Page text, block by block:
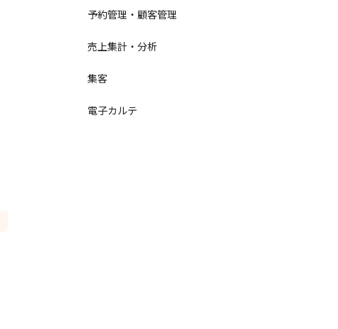
予約管理・顧客管理
売上集計・分析
集客
電子カルテ